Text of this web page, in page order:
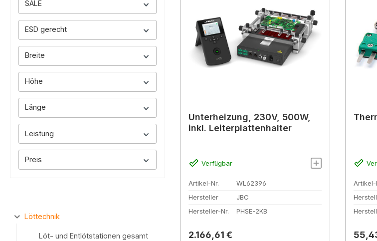
SALE
ESD gerecht
Breite
Höhe
Länge
Leistung
Preis
Löttechnik
Löt- und Entlötstationen gesamt
Unterheizung, 230V, 500W,
inkl. Leiterplattenhalter
Verfügbar
Artikel-Nr.
WL62396
Hersteller
JBC
Hersteller-Nr.
PHSE-2KB
Regulärer Preis:
2.166,61 €
Artikel-